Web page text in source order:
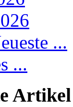
...
...
Artikel